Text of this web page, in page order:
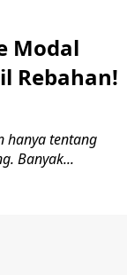
Modal
Rebahan!
hanya tentang
Banyak...